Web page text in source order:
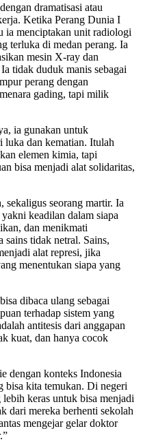
dramatisasi atau
Ketika Perang Dunia I
ia menciptakan unit radiologi
terluka di medan perang. Ia
mesin X-ray dan
tidak duduk manis sebagai
perang dengan
gading, tapi milik
ia gunakan untuk
luka dan kematian. Itulah
elemen kimia, tapi
bisa menjadi alat solidaritas,
seorang martir. Ia
keadilan dalam siapa
dan menikmati
sains tidak netral. Sains,
alat represi, jika
menentukan siapa yang
dibaca ulang sebagai
terhadap sistem yang
antitesis dari anggapan
kuat, dan hanya cocok
dengan konteks Indonesia
bisa kita temukan. Di negeri
keras untuk bisa menjadi
dari mereka berhenti sekolah
mengejar gelar doktor